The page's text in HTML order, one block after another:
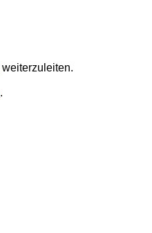
weiterzuleiten.
.